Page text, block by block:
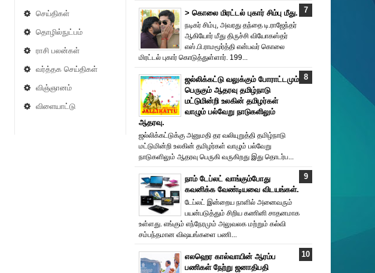
செய்திகள்
தொழில்நுட்பம்
ராசி பலன்கள்
வர்த்தக செய்திகள்
விஞ்ஞானம்
விளையாட்டு
> கொலை மிரட்டல் புகார் சிம்பு மீது.
நடிகர் சிம்பு, அவரது தந்தை டி.ராஜேந்தர்
ஆகியோர் மீது திருச்சி வியோகஸ்தர்
எஸ்.பி.ராமமூர்த்தி என்பவர் கொலை
மிரட்டல் புகார் கொடுத்துள்ளார். 199...
ஜல்லிக்கட்டு வலுக்கும் போராட்டமும்
பெருகும் ஆதரவு தமிழ்நாடு
மட்டுமின்றி உலகின் தமிழர்கள்
வாழும் பல்வேறு நாடுகளிலும்
ஆதரவு.
ஜல்லிக்கட்டுக்கு அனுமதி தர வலியுறுத்தி தமிழ்நாடு
மட்டுமின்றி உலகின் தமிழர்கள் வாழும் பல்வேறு
நாடுகளிலும் ஆதரவு பெருகி வருகிறது இது தொடர்ப...
நாம் டேப்லட் வாங்கும்போது
கவனிக்க வேண்டியவை விடயங்கள்.
டேப்லட் இன்றைய நாளில் அனைவரும்
பயன்படுத்தும் சிறிய கணினி சாதனமாக
உள்ளது. எங்கும் எந்நேரமும் அலுவலக மற்றும் கல்வி
சம்பந்தமான விஷயங்களை பணி...
எலஹெர கால்வாயின் ஆரம்ப
பணிகள் நேற்று ஜனாதிபதி